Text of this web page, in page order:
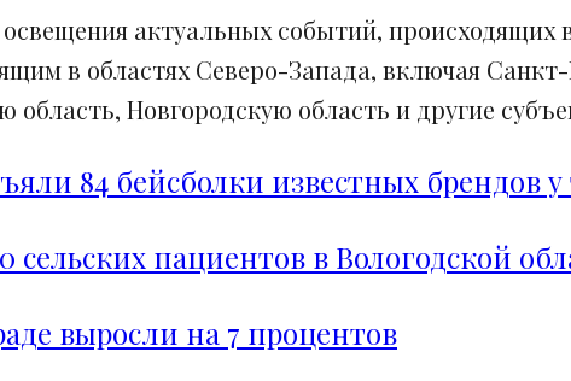
актуальных событий, происходящих
в областях Северо-Запада, включая
Новгородскую область и другие
84 бейсболки известных брендов у
пациентов в Вологодской
выросли на 7 процентов